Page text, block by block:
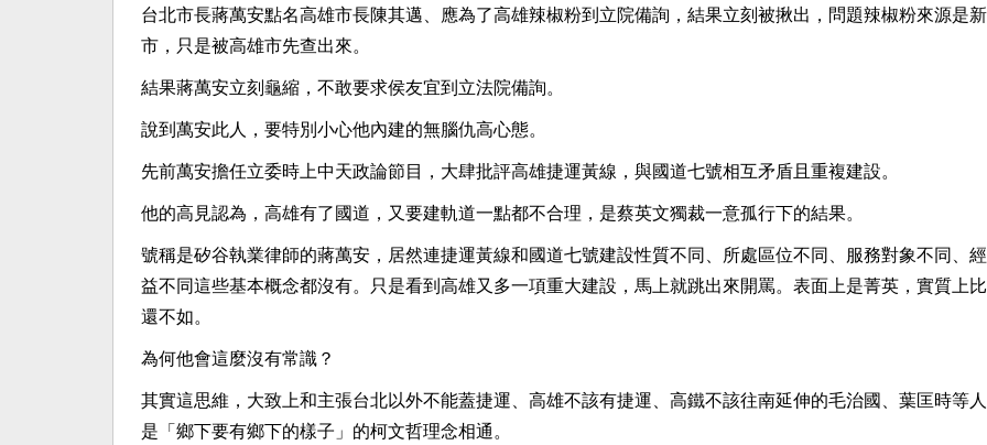
台北市長蔣萬安點名高雄市長陳其邁、應為了高雄辣椒粉到立院備詢，結果立刻被揪出，問題辣椒粉來源是
市，只是被高雄市先查出來。
結果蔣萬安立刻龜縮，不敢要求侯友宜到立法院備詢。
說到萬安此人，要特別小心他內建的無腦仇高心態。
先前萬安擔任立委時上中天政論節目，大肆批評高雄捷運黃線，與國道七號相互矛盾且重複建設。
他的高見認為，高雄有了國道，又要建軌道一點都不合理，是蔡英文獨裁一意孤行下的結果。
號稱是矽谷執業律師的蔣萬安，居然連捷運黃線和國道七號建設性質不同、所處區位不同、服務對象不同、
益不同這些基本概念都沒有。只是看到高雄又多一項重大建設，馬上就跳出來開罵。表面上是菁英，實質上
還不如。
為何他會這麼沒有常識？
其實這思維，大致上和主張台北以外不能蓋捷運、高雄不該有捷運、高鐵不該往南延伸的毛治國、葉匡時等
是「鄉下要有鄉下的樣子」的柯文哲理念相通。